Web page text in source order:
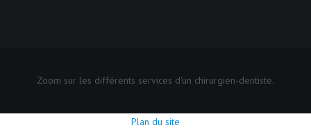
Zoom sur les différents services d'un chirurgien-dentiste.
Plan du site